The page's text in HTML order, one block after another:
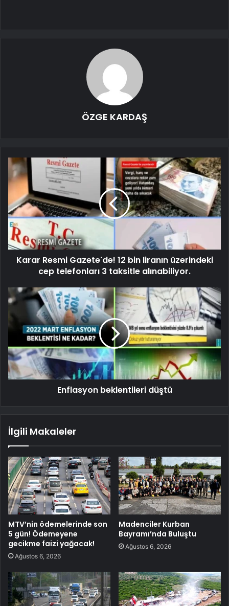
ÖZGE KARDAŞ
Karar Resmi Gazete'de! 12 bin liranın üzerindeki
cep telefonları 3 taksitle alınabiliyor.
Enflasyon beklentileri düştü
İlgili Makaleler
MTV’nin ödemelerinde son
5 gün! Ödemeyene
gecikme faizi yağacak!
Ağustos 6, 2026
Madenciler Kurban
Bayramı’nda Buluştu
Ağustos 6, 2026